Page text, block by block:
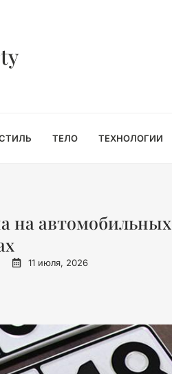
ТЕЛО ТЕХНОЛОГИИ
на автомобильных
11 июля, 2026